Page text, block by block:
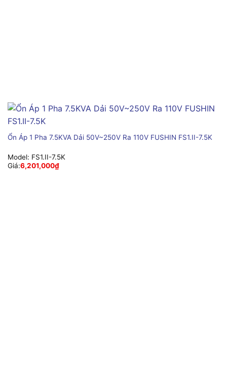
Ổn Áp 1 Pha 7.5KVA Dải 50V~250V Ra 110V FUSHIN FS1.II-7.5K
Model: FS1.II-7.5K
Giá:6,201,000₫